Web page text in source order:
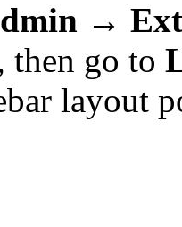
→
then go to
layout